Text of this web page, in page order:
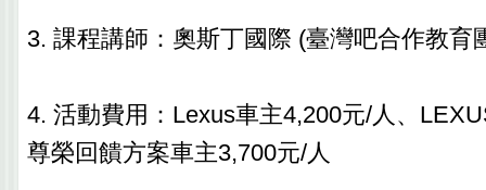
3. 課程講師：奧斯丁國際 (臺灣吧合作教育
4. 活動費用：Lexus車主4,200元/人、
尊榮回饋方案車主3,700元/人